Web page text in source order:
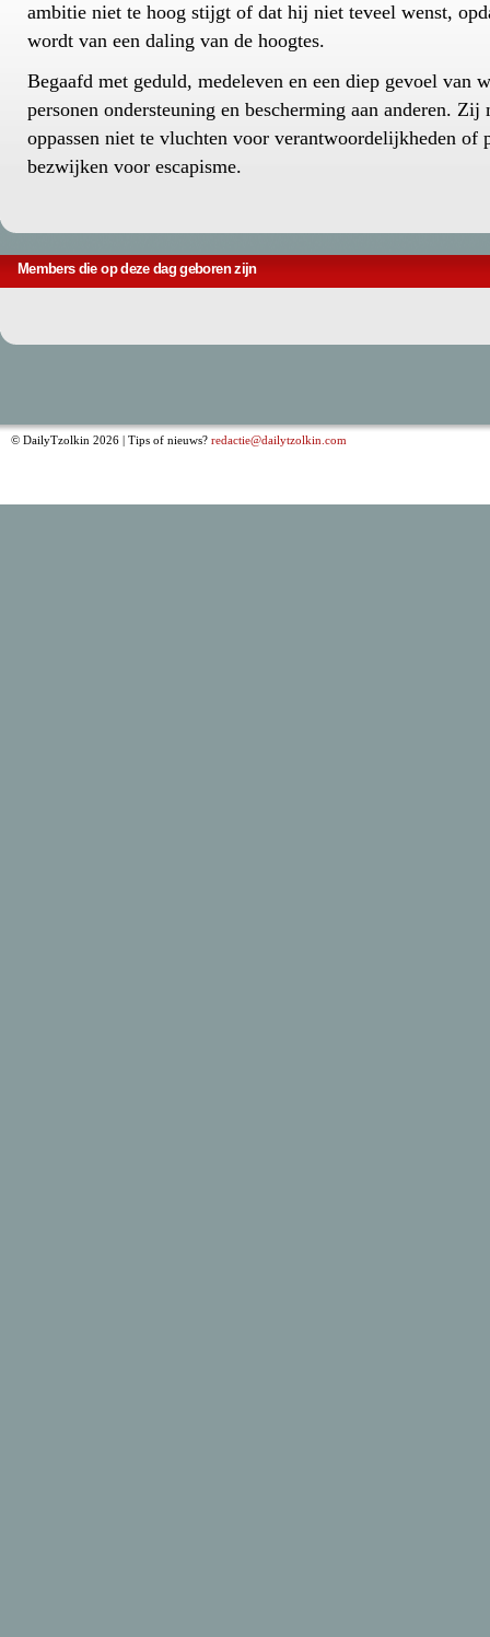
ambitie niet te hoog stijgt of dat hij niet teveel wenst,
wordt van een daling van de hoogtes.
Begaafd met geduld, medeleven en een diep gevoel van
personen ondersteuning en bescherming aan anderen. Zij
oppassen niet te vluchten voor verantwoordelijkheden of
bezwijken voor escapisme.
Members die op deze dag geboren zijn
© DailyTzolkin 2026 | Tips of nieuws? redactie@dailytzolkin.com